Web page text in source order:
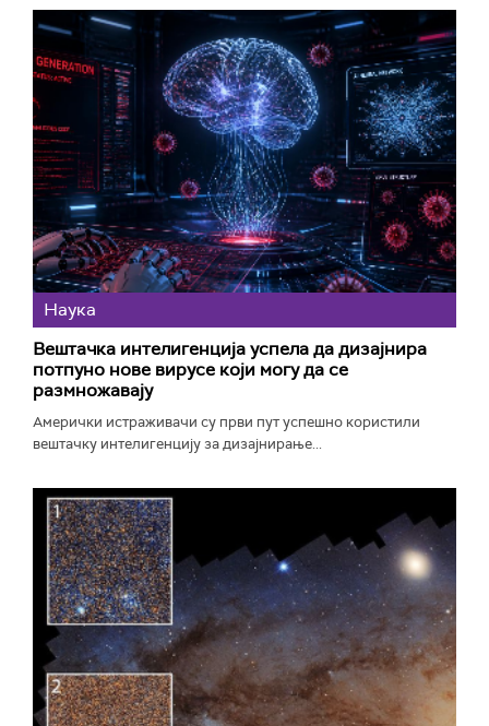
Наука
Вештачка интелигенција успела да дизајнира
потпуно нове вирусе који могу да се
размножавају
Амерички истраживачи су први пут успешно користили
вештачку интелигенцију за дизајнирање...